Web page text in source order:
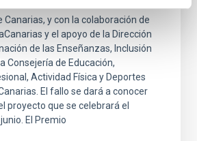
Canarias, y con la colaboración de
y el apoyo de la Dirección
de las Enseñanzas, Inclusión
Consejería de Educación,
Actividad Física y Deportes
El fallo se dará a conocer
proyecto que se celebrará el
El Premio